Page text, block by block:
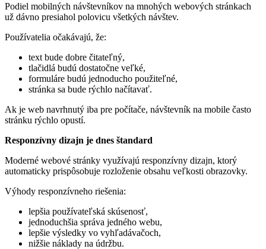
Podiel mobilných návštevníkov na mnohých webových stránkach
už dávno presiahol polovicu všetkých návštev.
Používatelia očakávajú, že:
text bude dobre čitateľný,
tlačidlá budú dostatočne veľké,
formuláre budú jednoducho použiteľné,
stránka sa bude rýchlo načítavať.
Ak je web navrhnutý iba pre počítače, návštevník na mobile často
stránku rýchlo opustí.
Responzívny dizajn je dnes štandard
Moderné webové stránky využívajú responzívny dizajn, ktorý
automaticky prispôsobuje rozloženie obsahu veľkosti obrazovky.
Výhody responzívneho riešenia:
lepšia používateľská skúsenosť,
jednoduchšia správa jedného webu,
lepšie výsledky vo vyhľadávačoch,
nižšie náklady na údržbu.